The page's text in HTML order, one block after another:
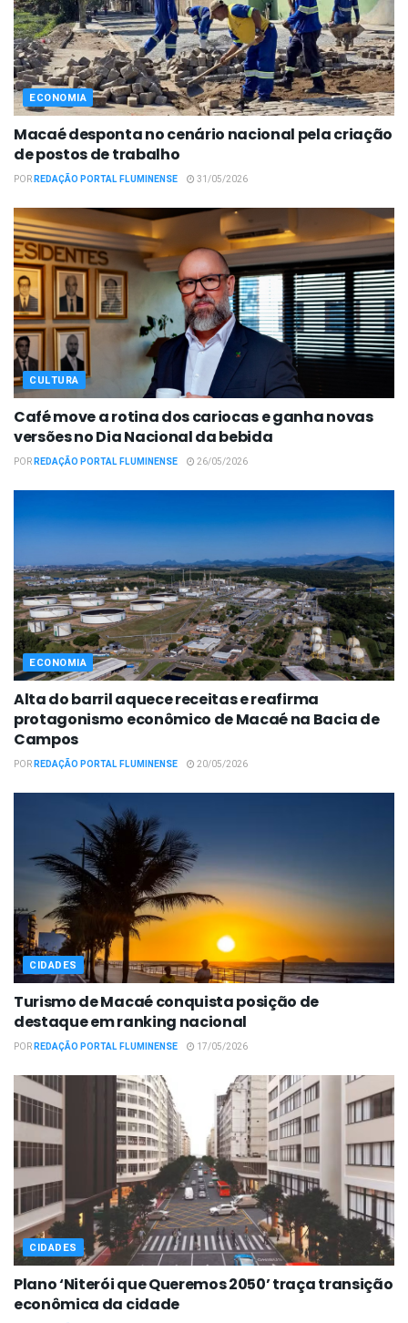
ECONOMIA
Macaé desponta no cenário nacional pela criação
de postos de trabalho
PORREDAÇÃO PORTAL FLUMINENSE 31/05/2026
CULTURA
Café move a rotina dos cariocas e ganha novas
versões no Dia Nacional da bebida
PORREDAÇÃO PORTAL FLUMINENSE 26/05/2026
ECONOMIA
Alta do barril aquece receitas e reafirma
protagonismo econômico de Macaé na Bacia de
Campos
PORREDAÇÃO PORTAL FLUMINENSE 20/05/2026
CIDADES
Turismo de Macaé conquista posição de
destaque em ranking nacional
PORREDAÇÃO PORTAL FLUMINENSE 17/05/2026
CIDADES
Plano ‘Niterói que Queremos 2050’ traça transição
econômica da cidade